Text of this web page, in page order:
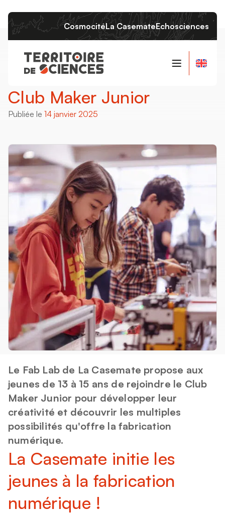
CosmocitéLa CasemateEchosciences
Le projet
L’équipe
Vous êtes ?
Enseignants
Structure jeunesse
Entreprises
Presse
Acteur CSTI
Club Maker Junior
Publiée le 14 janvier 2025
Le Fab Lab de La Casemate propose aux
jeunes de 13 à 15 ans de rejoindre le Club
Maker Junior pour développer leur
créativité et découvrir les multiples
possibilités qu'offre la fabrication
numérique.
La Casemate initie les
jeunes à la fabrication
numérique !